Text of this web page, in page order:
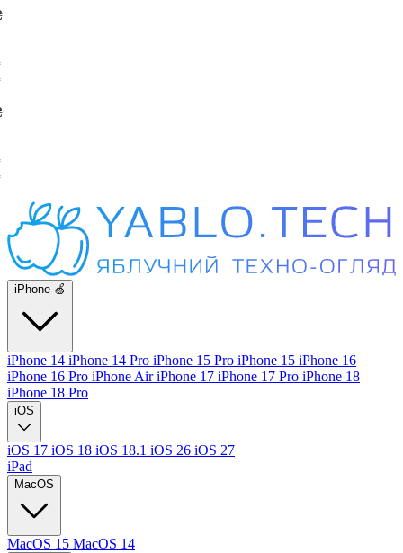
iPhone 🍏
iPhone 14 iPhone 14 Pro iPhone 15 Pro iPhone 15 iPhone 16
iPhone 16 Pro iPhone AiriPhone 17 iPhone 17 Pro iPhone 18
iPhone 18 Pro
iOS
iOS 17 iOS 18 iOS 18.1 iOS 26 iOS 27
iPad
MacOS
MacOS 15 MacOS 14